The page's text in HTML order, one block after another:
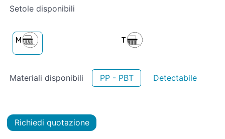
Setole disponibili
Materiali disponibili PP - PBT Detectabile
Richiedi quotazione